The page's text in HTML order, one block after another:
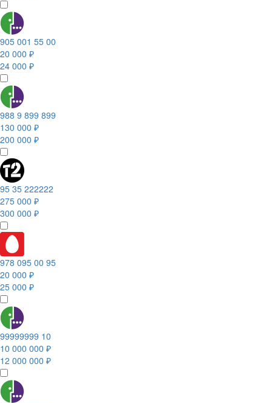
905 001 55 00
20 000 ₽
24 000 ₽
988 9 899 899
130 000 ₽
200 000 ₽
95 35 222222
275 000 ₽
300 000 ₽
978 095 00 95
20 000 ₽
25 000 ₽
99999999 10
10 000 000 ₽
12 000 000 ₽